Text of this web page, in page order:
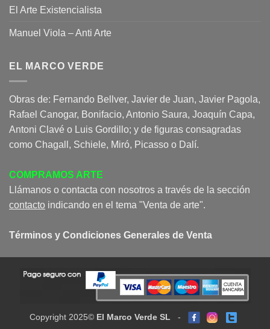
El Arte Existencialista
Manuel Viola – Anti Arte
EL MARCO VERDE
Obras de: Fernando Bellver, Javier de Juan, Javier Pagola,
Rafael Canogar, Bonifacio, Antonio Saura, Joaquín Capa,
Antoni Clavé o Luis Gordillo; y de figuras consagradas
como Chagall, Schiele, Miró, Picasso o Dalí.
COMPRAMOS ARTE
Llámanos o contacta con nosotros a través de la sección
contacto indicando en el tema "Venta de arte".
Términos y Condiciones Generales de Venta
Copyright 2025© El Marco Verde SL -